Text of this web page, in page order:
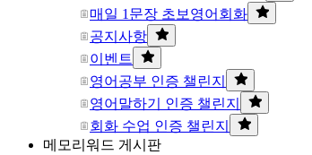
매일 1문장 초보영어회화
공지사항
이벤트
영어공부 인증 챌린지
영어말하기 인증 챌린지
회화 수업 인증 챌린지
메모리워드 게시판